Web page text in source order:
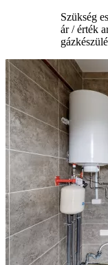
Szükség
ár / érték